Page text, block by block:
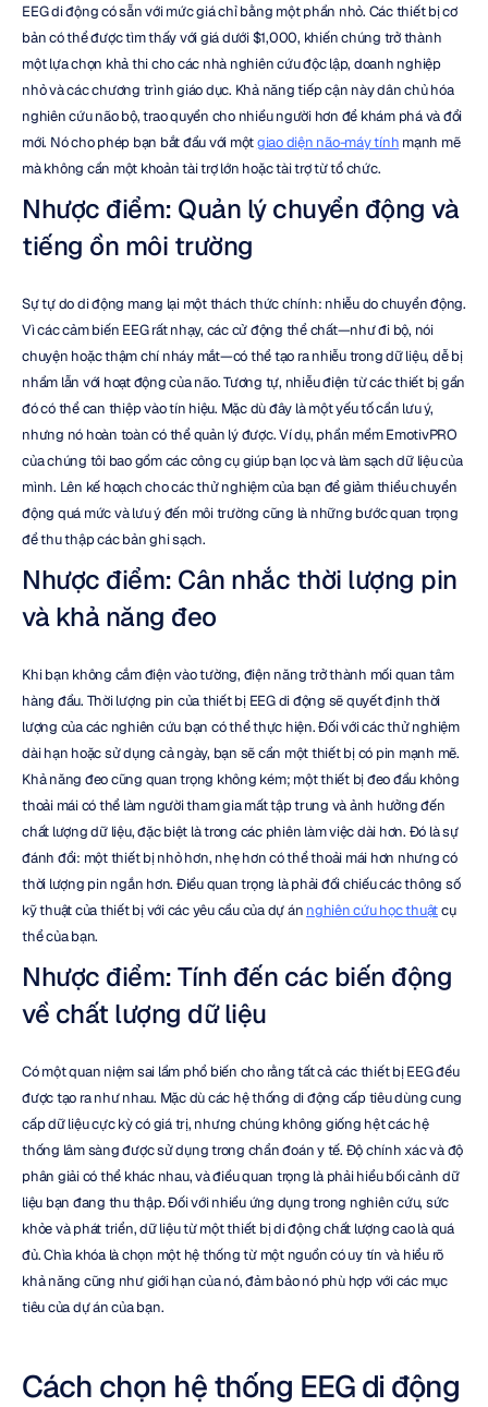
EEG di động có sẵn với mức giá chỉ bằng một phần nhỏ. Các thiết bị cơ
bản có thể được tìm thấy với giá dưới $1,000, khiến chúng trở thành
một lựa chọn khả thi cho các nhà nghiên cứu độc lập, doanh nghiệp
nhỏ và các chương trình giáo dục. Khả năng tiếp cận này dân chủ hóa
nghiên cứu não bộ, trao quyền cho nhiều người hơn để khám phá và đổi
mới. Nó cho phép bạn bắt đầu với một giao diện não-máy tính mạnh mẽ
mà không cần một khoản tài trợ lớn hoặc tài trợ từ tổ chức.
Nhược điểm: Quản lý chuyển động và
tiếng ồn môi trường
Sự tự do di động mang lại một thách thức chính: nhiễu do chuyển động.
Vì các cảm biến EEG rất nhạy, các cử động thể chất—như đi bộ, nói
chuyện hoặc thậm chí nháy mắt—có thể tạo ra nhiễu trong dữ liệu, dễ bị
nhầm lẫn với hoạt động của não. Tương tự, nhiễu điện từ các thiết bị gần
đó có thể can thiệp vào tín hiệu. Mặc dù đây là một yếu tố cần lưu ý,
nhưng nó hoàn toàn có thể quản lý được. Ví dụ, phần mềm EmotivPRO
của chúng tôi bao gồm các công cụ giúp bạn lọc và làm sạch dữ liệu của
mình. Lên kế hoạch cho các thử nghiệm của bạn để giảm thiểu chuyển
động quá mức và lưu ý đến môi trường cũng là những bước quan trọng
để thu thập các bản ghi sạch.
Nhược điểm: Cân nhắc thời lượng pin
và khả năng đeo
Khi bạn không cắm điện vào tường, điện năng trở thành mối quan tâm
hàng đầu. Thời lượng pin của thiết bị EEG di động sẽ quyết định thời
lượng của các nghiên cứu bạn có thể thực hiện. Đối với các thử nghiệm
dài hạn hoặc sử dụng cả ngày, bạn sẽ cần một thiết bị có pin mạnh mẽ.
Khả năng đeo cũng quan trọng không kém; một thiết bị đeo đầu không
thoải mái có thể làm người tham gia mất tập trung và ảnh hưởng đến
chất lượng dữ liệu, đặc biệt là trong các phiên làm việc dài hơn. Đó là sự
đánh đổi: một thiết bị nhỏ hơn, nhẹ hơn có thể thoải mái hơn nhưng có
thời lượng pin ngắn hơn. Điều quan trọng là phải đối chiếu các thông số
kỹ thuật của thiết bị với các yêu cầu của dự án nghiên cứu học thuật cụ
thể của bạn.
Nhược điểm: Tính đến các biến động
về chất lượng dữ liệu
Có một quan niệm sai lầm phổ biến cho rằng tất cả các thiết bị EEG đều
được tạo ra như nhau. Mặc dù các hệ thống di động cấp tiêu dùng cung
cấp dữ liệu cực kỳ có giá trị, nhưng chúng không giống hệt các hệ
thống lâm sàng được sử dụng trong chẩn đoán y tế. Độ chính xác và độ
phân giải có thể khác nhau, và điều quan trọng là phải hiểu bối cảnh dữ
liệu bạn đang thu thập. Đối với nhiều ứng dụng trong nghiên cứu, sức
khỏe và phát triển, dữ liệu từ một thiết bị di động chất lượng cao là quá
đủ. Chìa khóa là chọn một hệ thống từ một nguồn có uy tín và hiểu rõ
khả năng cũng như giới hạn của nó, đảm bảo nó phù hợp với các mục
tiêu của dự án của bạn.
Cách chọn hệ thống EEG di động